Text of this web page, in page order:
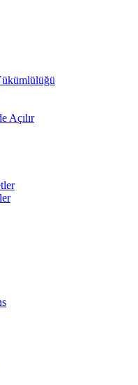
Açılır